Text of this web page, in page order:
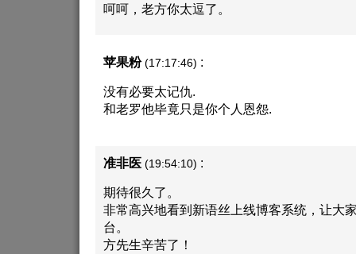
呵呵，老方你太逗了。
苹果粉 (17:17:46) :
没有必要太记仇.
和老罗他毕竟只是你个人恩怨.
准非医 (19:54:10) :
期待很久了。
非常高兴地看到新语丝上线博客系统，让大
台。
方先生辛苦了！